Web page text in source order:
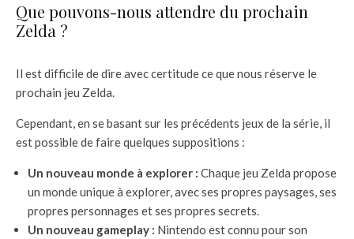
Que pouvons-nous attendre du prochain
Zelda ?
Il est difficile de dire avec certitude ce que nous réserve le
prochain jeu Zelda.
Cependant, en se basant sur les précédents jeux de la série, il
est possible de faire quelques suppositions :
Un nouveau monde à explorer : Chaque jeu Zelda propose
un monde unique à explorer, avec ses propres paysages, ses
propres personnages et ses propres secrets.
Un nouveau gameplay : Nintendo est connu pour son